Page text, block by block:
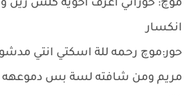
موچ: حوراني اعرف اخوية كلش زين
انكسار
حور:موچ رحمه للة اسكتي انتي
مريم ومن شافته لسة بس دموعهه